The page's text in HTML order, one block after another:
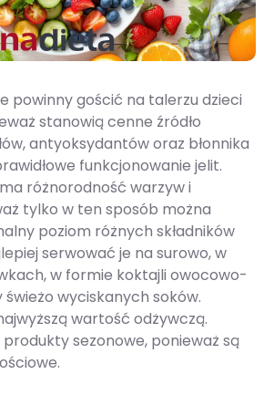
powinny gościć na talerzu dzieci
stanowią cenne źródło
antyoksydantów oraz błonnika
funkcjonowanie jelit.
różnorodność warzyw i
tylko w ten sposób można
poziom różnych składników
serwować je na surowo, w
w formie koktajli owocowo-
wyciskanych soków.
wartość odżywczą.
sezonowe, ponieważ są